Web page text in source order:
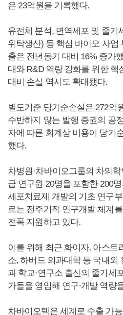
은 23억원을 기록했다.
유전체 분석, 면역세포 및 줄기
위탁생산) 등 핵심 바이오 사업
출은 전년동기 대비 16% 증가
대와 R&D 역량 강화를 위한 핵
대비 손실 역시도 확대됐다.
별도기준 당기순손실은 272억
수반하지 않는 발행 증권의 공
자에 따른 회계상 비용이 당기
했다.
차병원·차바이오그룹의 차의
급 연구원 20명을 포함한 200
세포치료제 개발의 기초 연구
르는 전주기적 연구개발 체계
전폭 지원하고 있다.
이를 위해 최근 화이자, 아스트
소, 하버드 의과대학 등 국내외
과 학교·연구소 출신의 줄기세
가들을 영입해 연구·개발 역량
차바이오텍은 세계로 수출 가